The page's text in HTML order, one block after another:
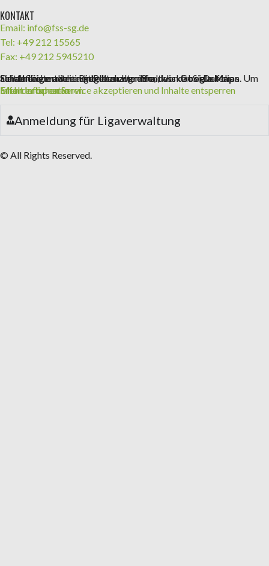
KONTAKT
Email: info@fss-sg.de
Tel: +49 212 15565
Fax: +49 212 5945210
Sie sehen gerade einen Platzhalterinhalt vonGoogle Maps
. Um auf den eigentlichen Inhalt zuzugreifen, klicken Sie auf die Schaltfläche unten. Bitte beachten Sie, dass dabei Daten an Drittanbieter weitergegeben werden.
Mehr Informationen
Inhalt entsperren
Erforderlichen Service akzeptieren und Inhalte entsperren
Anmeldung für Ligaverwaltung
© All Rights Reserved.